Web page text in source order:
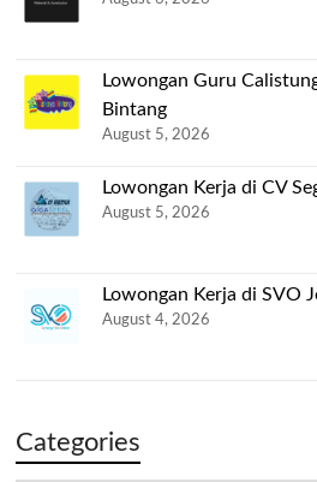
Lowongan Guru
Bintang
August 5, 2026
Lowongan Kerja di CV
August 5, 2026
Lowongan Kerja di SVO
August 4, 2026
Categories